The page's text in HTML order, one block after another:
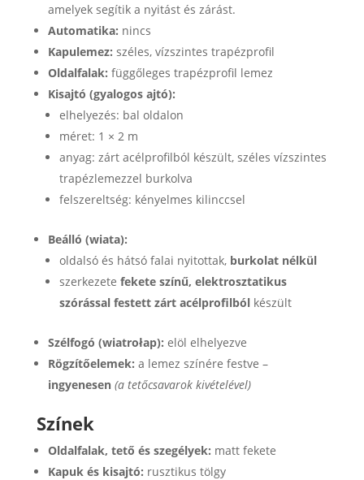
amelyek segítik a nyitást és zárást.
Automatika: nincs
Kapulemez: széles, vízszintes trapézprofil
Oldalfalak: függőleges trapézprofil lemez
Kisajtó (gyalogos ajtó):
elhelyezés: bal oldalon
méret: 1 × 2 m
anyag: zárt acélprofilból készült, széles vízszintes
trapézlemezzel burkolva
felszereltség: kényelmes kilinccsel
Beálló (wiata):
oldalsó és hátsó falai nyitottak, burkolat nélkül
szerkezete fekete színű, elektrosztatikus
szórással festett zárt acélprofilbólkészült
Szélfogó (wiatrołap): elöl elhelyezve
Rögzítőelemek: a lemez színére festve –
ingyenesen (a tetőcsavarok kivételével)
Színek
Oldalfalak, tető és szegélyek: matt fekete
Kapuk és kisajtó: rusztikus tölgy